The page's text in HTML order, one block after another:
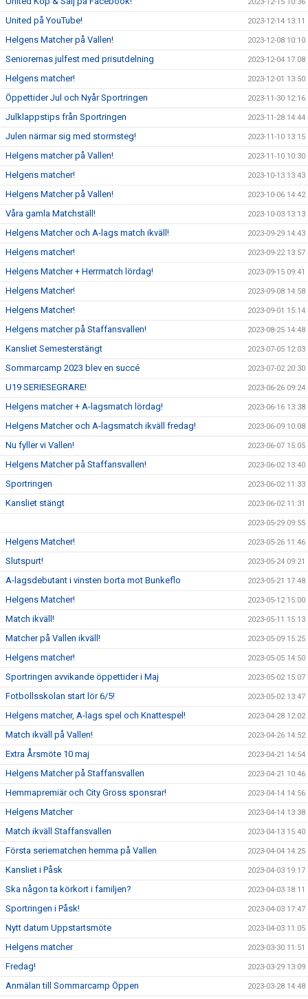
United på YouTube! 2023-12-14 13:11
Helgens Matcher på Vallen! 2023-12-08 10:10
Seniorernas julfest med prisutdelning 2023-12-04 17:08
Helgens matcher! 2023-12-01 13:50
Öppettider Jul och Nyår Sportringen 2023-11-30 12:16
Julklappstips från Sportringen 2023-11-28 14:44
Julen närmar sig med stormsteg! 2023-11-10 13:15
Helgens matcher på Vallen! 2023-11-10 10:30
Helgens matcher! 2023-10-13 13:43
Helgens Matcher på Vallen! 2023-10-06 14:42
Våra gamla Matchställ! 2023-10-03 13:13
Helgens Matcher och A-lags match ikväll! 2023-09-29 14:43
Helgens matcher! 2023-09-22 13:57
Helgens Matcher + Herrmatch lördag! 2023-09-15 09:41
Helgens Matcher! 2023-09-08 14:58
Helgens Matcher! 2023-09-01 15:14
Helgens matcher på Staffansvallen! 2023-08-25 14:48
Kansliet Semesterstängt 2023-07-05 12:03
Sommarcamp 2023 blev en succé 2023-07-02 20:30
U19 SERIESEGRARE! 2023-06-26 09:24
Helgens matcher + A-lagsmatch lördag! 2023-06-16 13:38
Helgens Matcher och A-lagsmatch ikväll fredag! 2023-06-09 10:08
Nu fyller vi Vallen! 2023-06-07 15:05
Helgens Matcher på Staffansvallen! 2023-06-02 13:40
Sportringen 2023-06-02 11:33
Kansliet stängt 2023-06-02 11:31
2023-05-29 09:55
Helgens Matcher! 2023-05-26 11:46
Slutspurt! 2023-05-24 09:21
A-lagsdebutant i vinsten borta mot Bunkeflo 2023-05-21 17:48
Helgens Matcher! 2023-05-12 15:00
Match ikväll! 2023-05-11 15:13
Matcher på Vallen ikväll! 2023-05-09 15:25
Helgens matcher! 2023-05-05 14:50
Sportringen avvikande öppettider i Maj 2023-05-02 15:07
Fotbollsskolan start lör 6/5! 2023-05-02 13:47
Helgens matcher, A-lags spel och Knattespel! 2023-04-28 12:02
Match ikväll på Vallen! 2023-04-26 14:52
Extra Årsmöte 10 maj 2023-04-21 14:54
Helgens Matcher på Staffansvallen 2023-04-21 10:46
Hemmapremiär och City Gross sponsrar! 2023-04-14 14:56
Helgens Matcher 2023-04-14 13:38
Match ikväll Staffansvallen 2023-04-13 15:40
Första seriematchen hemma på Vallen 2023-04-04 14:25
Kansliet i Påsk 2023-04-03 19:17
Ska någon ta körkort i familjen? 2023-04-03 18:11
Sportringen i Påsk! 2023-04-03 17:47
Nytt datum Uppstartsmöte 2023-04-03 11:05
Helgens matcher 2023-03-30 11:51
Fredag! 2023-03-29 13:09
Anmälan till Sommarcamp Öppen 2023-03-28 14:48